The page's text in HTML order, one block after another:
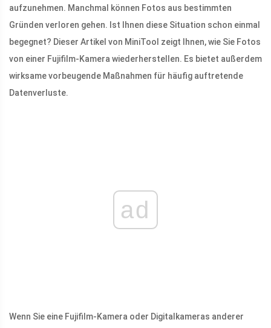
aufzunehmen. Manchmal können Fotos aus bestimmten
Gründen verloren gehen. Ist Ihnen diese Situation schon einmal
begegnet? Dieser Artikel von MiniTool zeigt Ihnen, wie Sie Fotos
von einer Fujifilm-Kamera wiederherstellen. Es bietet außerdem
wirksame vorbeugende Maßnahmen für häufig auftretende
Datenverluste.
ad
Wenn Sie eine Fujifilm-Kamera oder Digitalkameras anderer